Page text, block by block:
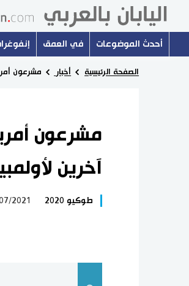
أحدث الموضوعات في العمق
الصفحة الرئيسية أخبار مشرعون
مشرعون
آخرين
طوكيو 2020 2021